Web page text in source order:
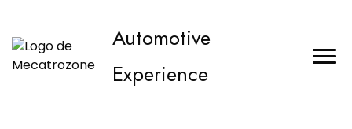
Automotive
Experience